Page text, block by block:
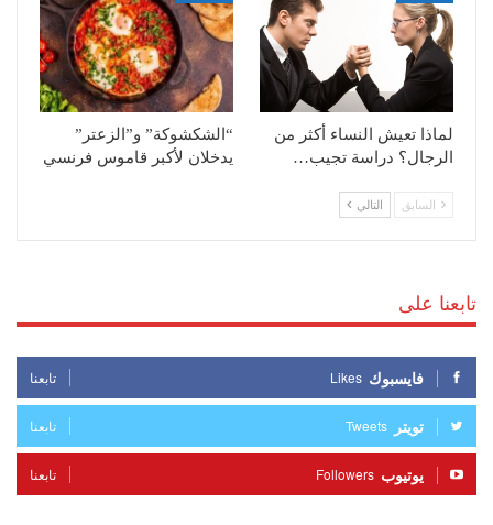
لماذا تعيش النساء أكثر من
الرجال؟ دراسة تجيب…
“الشكشوكة” و”الزعتر”
يدخلان لأكبر قاموس فرنسي
السابق التالي
تابعنا على
فايسبوك Likes تابعنا
تويتر Tweets تابعنا
يوتيوب Followers تابعنا